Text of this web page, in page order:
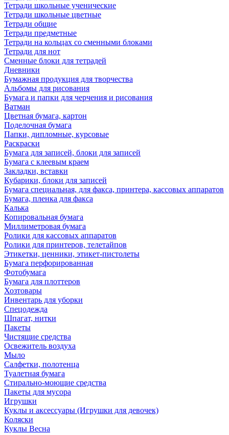
Тетради школьные ученические
Тетради школьные цветные
Тетради общие
Тетради предметные
Тетради на кольцах со сменными блоками
Тетради для нот
Сменные блоки для тетрадей
Дневники
Бумажная продукция для творчества
Альбомы для рисования
Бумага и папки для черчения и рисования
Ватман
Цветная бумага, картон
Поделочная бумага
Папки, дипломные, курсовые
Раскраски
Бумага для записей, блоки для записей
Бумага с клеевым краем
Закладки, вставки
Кубарики, блоки для записей
Бумага специальная, для факса, принтера, кассовых аппаратов
Бумага, пленка для факса
Калька
Копировальная бумага
Миллиметровая бумага
Ролики для кассовых аппаратов
Ролики для принтеров, телетайпов
Этикетки, ценники, этикет-пистолеты
Бумага перфорированная
Фотобумага
Бумага для плоттеров
Хозтовары
Инвентарь для уборки
Спецодежда
Шпагат, нитки
Пакеты
Чистящие средства
Освежитель воздуха
Мыло
Салфетки, полотенца
Туалетная бумага
Стирально-моющие средства
Пакеты для мусора
Игрушки
Куклы и аксессуары (Игрушки для девочек)
Коляски
Куклы Весна